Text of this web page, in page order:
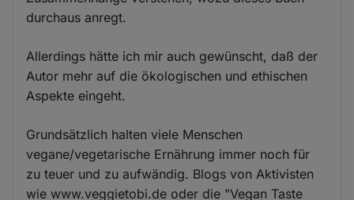
durchaus anregt.
Allerdings hätte ich mir auch gewünscht, daß der
Autor mehr auf die ökologischen und ethischen
Aspekte eingeht.
Grundsätzlich halten viele Menschen
vegane/vegetarische Ernährung immer noch für
zu teuer und zu aufwändig. Blogs von Aktivisten
wie www.veggietobi.de oder die "Vegan Taste